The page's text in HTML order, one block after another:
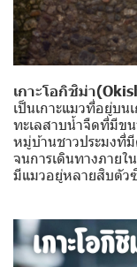
เกาะโอกิชิม่า
เป็นเกาะแมวที่อยู่บน
ทะเลสาบน้ำจืดที่มีข
หมู่บ้านชาวประมงที่
จนการเดินทางภายใ
มีแมวอยู่หลายสิบตัว